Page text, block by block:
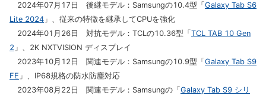
2024年07月17日 後継モデル：Samsungの10.4型「 Galaxy Tab S6
Lite 2024 」、従来の特徴を継承してCPUを強化
2024年01月26日 対抗モデル：TCLの10.36型「 TCL TAB 10 Gen
2 」、2K NXTVISION ディスプレイ
2023年10月12日 関連モデル：Samsungの10.9型「 Galaxy Tab S9
FE 」、IP68規格の防水防塵対応
2023年08月22日 関連モデル：Samsungの「 Galaxy Tab S9 シリ